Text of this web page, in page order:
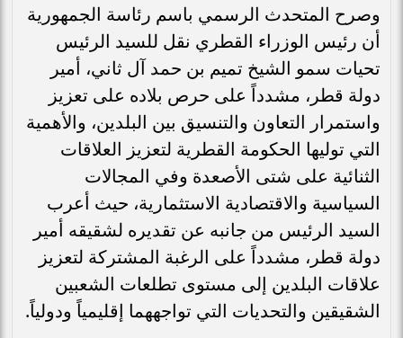
وصرح المتحدث الرسمي باسم رئاسة الجمهورية
أن رئيس الوزراء القطري نقل للسيد الرئيس
تحيات سمو الشيخ تميم بن حمد آل ثاني، أمير
دولة قطر، مشدداً على حرص بلاده على تعزيز
واستمرار التعاون والتنسيق بين البلدين، والأهمية
التي توليها الحكومة القطرية لتعزيز العلاقات
الثنائية على شتى الأصعدة وفي المجالات
السياسية والاقتصادية الاستثمارية، حيث أعرب
السيد الرئيس من جانبه عن تقديره لشقيقه أمير
دولة قطر، مشدداً على الرغبة المشتركة لتعزيز
علاقات البلدين إلى مستوى تطلعات الشعبين
الشقيقين والتحديات التي تواجههما إقليمياً ودولياً.